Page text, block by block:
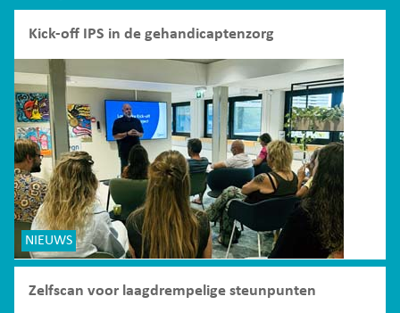
Kick-off IPS in de gehandicaptenzorg
NIEUWS
Zelfscan voor laagdrempelige steunpunten